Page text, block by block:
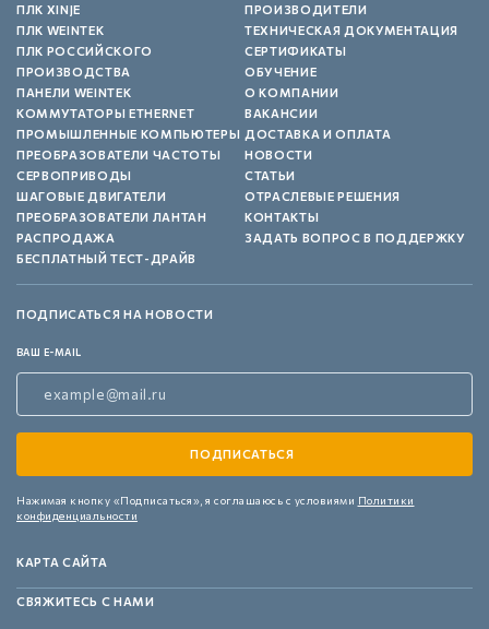
ПЛК XINJE
ПЛК WEINTEK
ПЛК РОССИЙСКОГО
ПРОИЗВОДСТВА
ПАНЕЛИ WEINTEK
КОММУТАТОРЫ ETHERNET
ПРОМЫШЛЕННЫЕ КОМПЬЮТЕРЫ
ПРЕОБРАЗОВАТЕЛИ ЧАСТОТЫ
СЕРВОПРИВОДЫ
ШАГОВЫЕ ДВИГАТЕЛИ
ПРЕОБРАЗОВАТЕЛИ ЛАНТАН
РАСПРОДАЖА
БЕСПЛАТНЫЙ ТЕСТ-ДРАЙВ
ПРОИЗВОДИТЕЛИ
ТЕХНИЧЕСКАЯ ДОКУМЕНТАЦИЯ
СЕРТИФИКАТЫ
ОБУЧЕНИЕ
О КОМПАНИИ
ВАКАНСИИ
ДОСТАВКА И ОПЛАТА
НОВОСТИ
СТАТЬИ
ОТРАСЛЕВЫЕ РЕШЕНИЯ
КОНТАКТЫ
ЗАДАТЬ ВОПРОС В ПОДДЕРЖКУ
ПОДПИСАТЬСЯ НА НОВОСТИ
ВАШ E-MAIL
Нажимая кнопку «Подписаться», я соглашаюсь с условиями Политики
конфиденциальности
КАРТА САЙТА
СВЯЖИТЕСЬ С НАМИ